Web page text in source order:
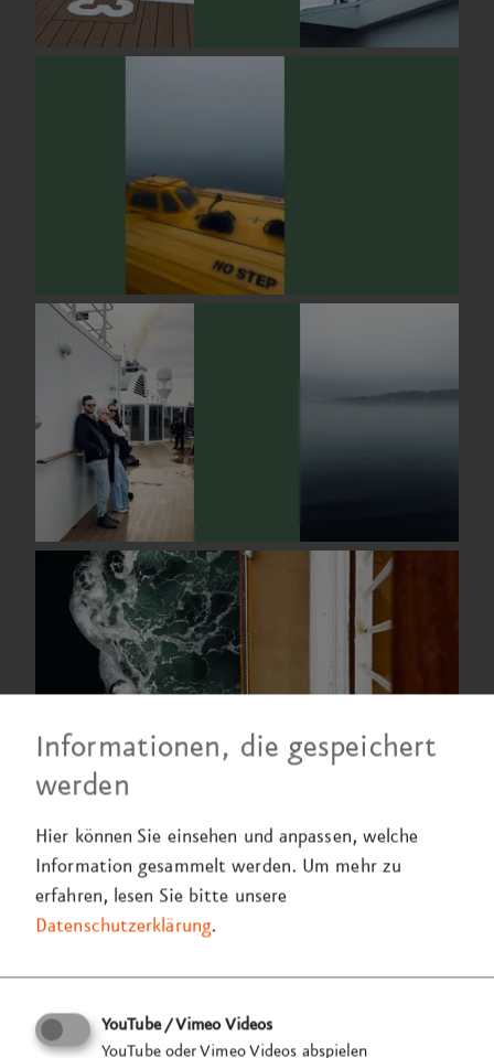
Informationen, die gespeichert
werden
Hier können Sie einsehen und anpassen, welche
Information gesammelt werden. Um mehr zu
erfahren, lesen Sie bitte unsere
Datenschutzerklärung.
YouTube / Vimeo Videos
YouTube oder Vimeo Videos abspielen